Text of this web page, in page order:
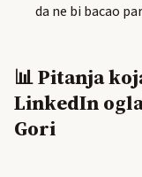
da ne bi bacao
📊 Pitanja
LinkedIn
Gori